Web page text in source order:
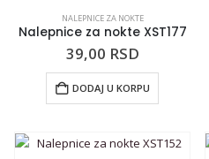
NALEPNICE ZA NOKTE
Nalepnice za nokte XST177
39,00 RSD
DODAJ U KORPU